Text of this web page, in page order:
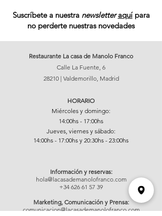
Suscríbete a nuestra newsletteraquí para
no perderte nuestras novedades
Restaurante La casa de Manolo Franco
Calle La Fuente, 6
28210 | Valdemorillo, Madrid
HORARIO
Miércoles y domingo:
14:00hs - 17:00hs
​​​Jueves, viernes y sábado:
14:00hs - 17:00hs y 20:30hs - 23:00hs
Información y reservas:
hola@lacasademanolofranco.com
+34 626 61 57 39
Marketing, Comunicación y Prensa:
comunicacion@lacasademanolofranco.com